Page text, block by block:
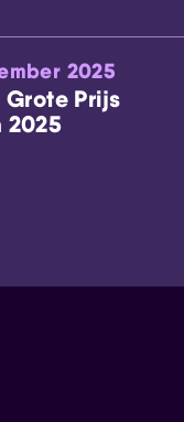
2025
Grote Prijs
2025